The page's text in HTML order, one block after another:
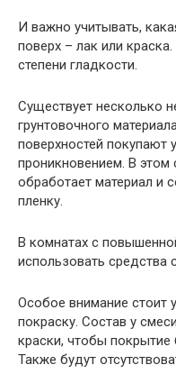
И важно учитывать,
поверх – лак или
степени гладкости.
Существует несколько
грунтовочного
поверхностей покупают
проникновением. В этом
обработает материал и
пленку.
В комнатах с
использовать средства
Особое внимание стоит
покраску. Состав у
краски, чтобы покрытие
Также будут